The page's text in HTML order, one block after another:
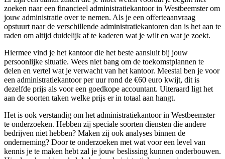
zoeken naar een financieel administratiekantoor in Westbeemster om
jouw administratie over te nemen. Als je een offerteaanvraag
opstuurt naar de verschillende administratiekantoren dan is het aan te
raden om altijd duidelijk af te kaderen wat je wilt en wat je zoekt.
Hiermee vind je het kantoor die het beste aansluit bij jouw
persoonlijke situatie. Wees niet bang om de toekomstplannen te
delen en vertel wat je verwacht van het kantoor. Meestal ben je voor
een administratiekantoor per uur rond de €60 euro kwijt, dit is
dezelfde prijs als voor een goedkope accountant. Uiteraard ligt het
aan de soorten taken welke prijs er in totaal aan hangt.
Het is ook verstandig om het administratiekantoor in Westbeemster
te onderzoeken. Hebben zij speciale soorten diensten die andere
bedrijven niet hebben? Maken zij ook analyses binnen de
onderneming? Door te onderzoeken met wat voor een level van
kennis je te maken hebt zal je jouw beslissing kunnen onderbouwen.